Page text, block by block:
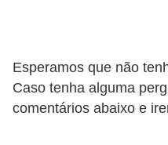
Esperamos que não
Caso tenha alguma
comentários abaixo e